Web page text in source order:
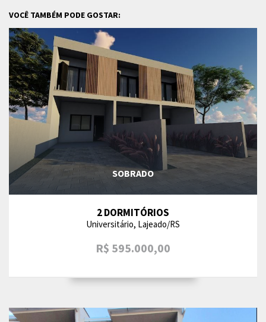
VOCÊ TAMBÉM PODE GOSTAR:
SOBRADO
2 DORMITÓRIOS
Universitário, Lajeado/RS
R$ 595.000,00